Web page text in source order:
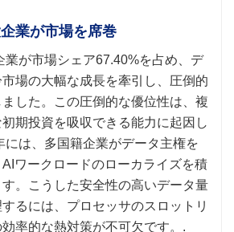
業が市場を席巻
業が市場シェア67.40%を占め、デ
場の大幅な成長を牽引し、圧倒的
した。この圧倒的な優位性は、複
期投資を吸収できる能力に起因し
には、多国籍企業がデータ主権を
ワークロードのローカライズを積
。こうした安全性の高いデータ量
るには、プロセッサのスロットリ
率的な熱対策が不可欠です。.